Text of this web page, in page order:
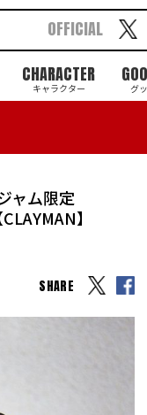
CHARACTER
キャラクター グ
OFFICIAL
ャム限定
】
SHARE